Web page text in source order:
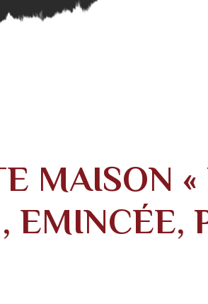
MAISON
EMINCÉE,